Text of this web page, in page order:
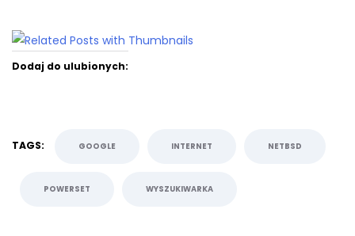
Dodaj do ulubionych:
TAGS: GOOGLE INTERNET NETBSD
POWERSET WYSZUKIWARKA